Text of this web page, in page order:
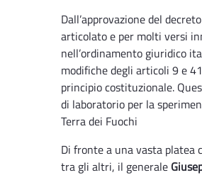
Dall’approvazione del
articolato e per molti versi
nell’ordinamento giuridico
modifiche degli articoli 9 e
principio costituzionale.
di laboratorio per la
Terra dei Fuochi
Di fronte a una vasta platea
tra gli altri, il generale